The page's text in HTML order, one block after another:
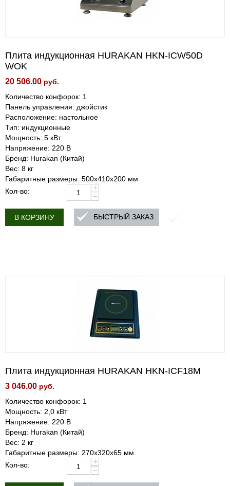
Плита индукционная HURAKAN HKN-ICW50D
WOK
20 506.00 руб.
Количество конфорок: 1
Панель управления: джойстик
Расположение: настольное
Тип: индукционные
Мощность: 5 кВт
Напряжение: 220 В
Бренд: Hurakan (Китай)
Вес: 8 кг
Габаритные размеры: 500x410x200 мм
Кол-во:
+
−
В КОРЗИНУ БЫСТРЫЙ ЗАКАЗ
Плита индукционная HURAKAN HKN-ICF18M
3 046.00 руб.
Количество конфорок: 1
Мощность: 2,0 кВт
Напряжение: 220 В
Бренд: Hurakan (Китай)
Вес: 2 кг
Габаритные размеры: 270x320x65 мм
Кол-во:
+
−